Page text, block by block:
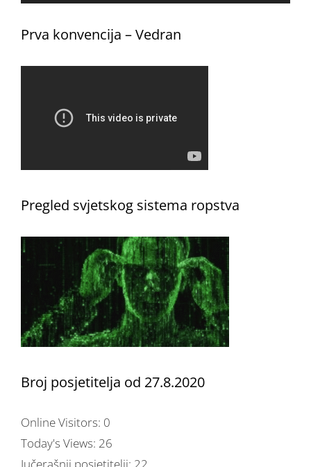
Prva konvencija – Vedran
Pregled svjetskog sistema ropstva
Broj posjetitelja od 27.8.2020
Online Visitors: 0
Today's Views: 26
Jučerašnji posjetitelji: 22